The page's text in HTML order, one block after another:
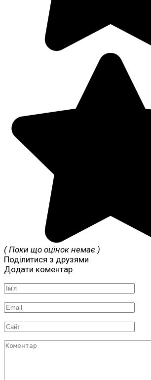
( Поки що оцінок немає )
Поділитися з друзями
Додати коментар
Ім'я
*
Email
*
Сайт
Коментар